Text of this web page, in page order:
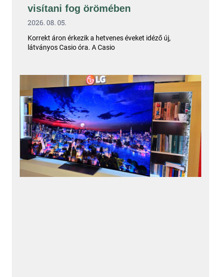
visítani fog örömében
2026. 08. 05.
Korrekt áron érkezik a hetvenes éveket idéző új,
látványos Casio óra. A Casio